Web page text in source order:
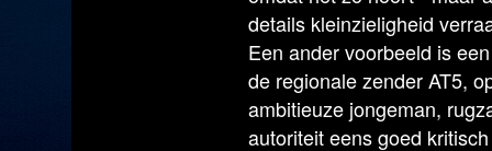
details kleinzieligheid
Een ander voorbeeld is
de regionale zender AT5,
ambitieuze jongeman,
autoriteit eens goed